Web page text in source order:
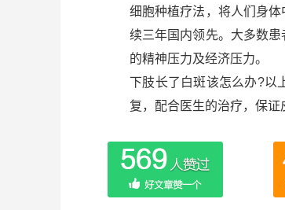
细胞种植疗法，将人们身
续三年国内领先。大多数
的精神压力及经济压力。
下肢长了白斑该怎么办?以
复，配合医生的治疗，保证